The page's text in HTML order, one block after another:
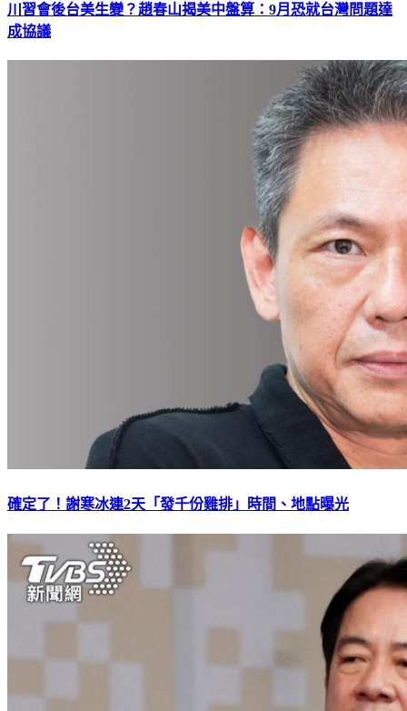
川習會後台美生變？趙春山揭美中盤算：9月恐就台灣問題達
成協議
確定了！謝寒冰連2天「發千份雞排」時間、地點曝光